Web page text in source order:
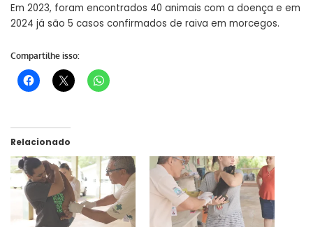
Em 2023, foram encontrados 40 animais com a doença e em
2024 já são 5 casos confirmados de raiva em morcegos.
Compartilhe isso:
Relacionado